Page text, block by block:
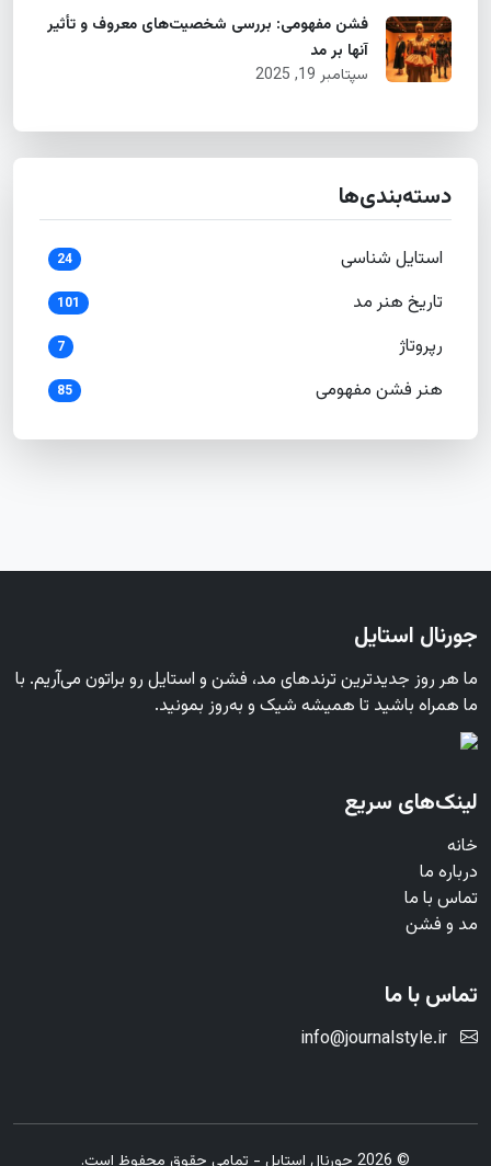
فشن مفهومی: بررسی شخصیت‌های معروف و تأثیر
آنها بر مد
سپتامبر 19, 2025
دسته‌بندی‌ها
استایل شناسی 24
تاریخ هنر مد 101
رپروتاژ 7
هنر فشن مفهومی 85
جورنال استایل
ما هر روز جدیدترین ترندهای مد، فشن و استایل رو براتون می‌آریم. با
ما همراه باشید تا همیشه شیک و به‌روز بمونید.
لینک‌های سریع
خانه
درباره ما
تماس با ما
مد و فشن
تماس با ما
info@journalstyle.ir
© 2026 جورنال استایل - تمامی حقوق محفوظ است.